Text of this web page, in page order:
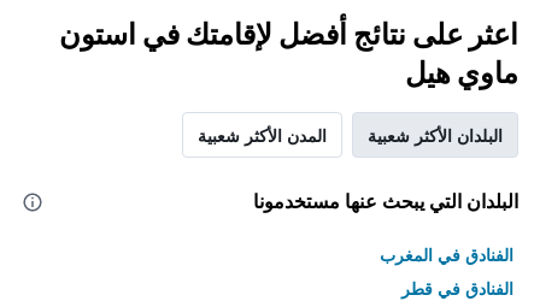
اعثر على نتائج أفضل لإقامتك في استون
ماوي هيل
البلدان الأكثر شعبية المدن الأكثر شعبية
البلدان التي يبحث عنها مستخدمونا
الفنادق في المغرب
الفنادق في قطر